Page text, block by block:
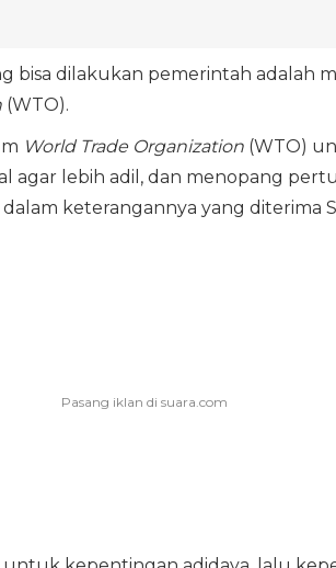
bisa dilakukan pemerintah adalah
(WTO).
World Trade Organization(WTO)
agar lebih adil, dan menopang
keterangannya yang diterima